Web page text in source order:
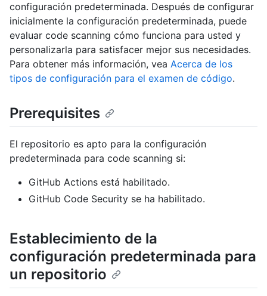
configuración predeterminada. Después de configurar
inicialmente la configuración predeterminada, puede
evaluar code scanning cómo funciona para usted y
personalizarla para satisfacer mejor sus necesidades.
Para obtener más información, vea Acerca de los
tipos de configuración para el examen de código.
Prerequisites
El repositorio es apto para la configuración
predeterminada para code scanning si:
GitHub Actions está habilitado.
GitHub Code Security se ha habilitado.
Establecimiento de la
configuración predeterminada para
un repositorio